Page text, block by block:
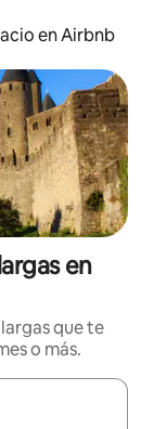
en Airbnb
en
que te
o más.
navegar